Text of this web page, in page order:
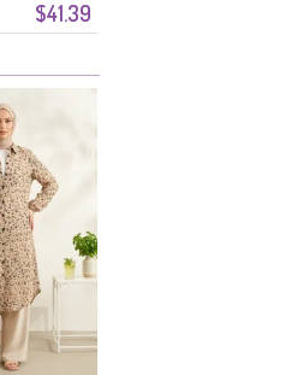
$41.39